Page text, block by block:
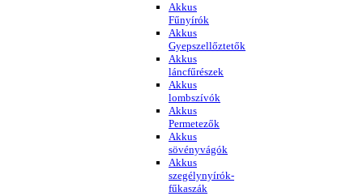
Akkus
Fűnyírók
Akkus
Gyepszellőztetők
Akkus
láncfűrészek
Akkus
lombszívók
Akkus
Permetezők
Akkus
sövényvágók
Akkus
szegélynyírók-
fűkaszák